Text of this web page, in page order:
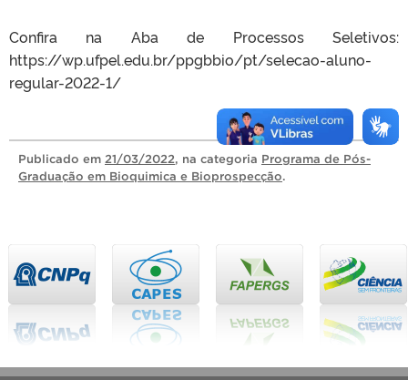
Confira na Aba de Processos Seletivos:
https://wp.ufpel.edu.br/ppgbbio/pt/selecao-aluno-
regular-2022-1/
Publicado em 21/03/2022, na categoria Programa de Pós-
Graduação em Bioquimica e Bioprospecção.